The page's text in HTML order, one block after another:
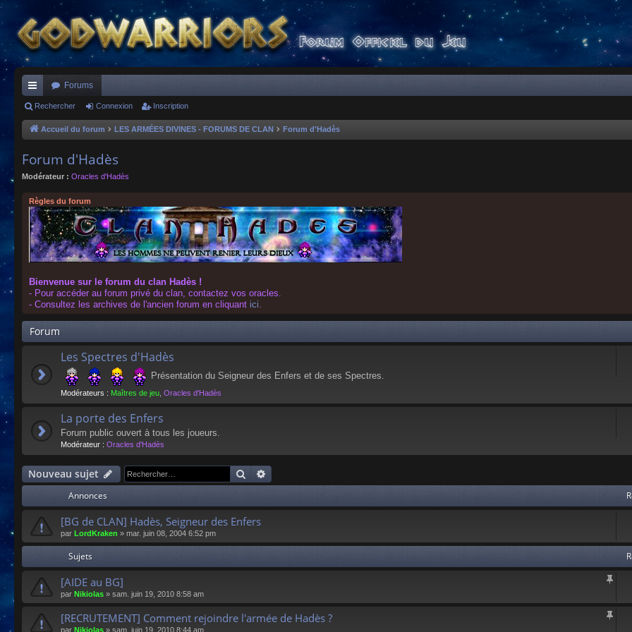
ac
co
Forums
Rechercher Connexion Inscription
Accueil du forum LES ARMÉES DIVINES - FORUMS DE CLAN Forum d'Hadès
Forum d'Hadès
Modérateur : Oracles d'Hadès
Règles du forum
Bienvenue sur le forum du clan Hadès !
- Pour accéder au forum privé du clan, contactez vos oracles.
- Consultez les archives de l'ancien forum en cliquant ici.
Forum
Les Spectres d'Hadès
Présentation du Seigneur des Enfers et de ses Spectres.
Modérateurs : Maîtres de jeu, Oracles d'Hadès
La porte des Enfers
Forum public ouvert à tous les joueurs.
Modérateur : Oracles d'Hadès
Nouveau sujet Rechercher
Annonces
[BG de CLAN] Hadès, Seigneur des Enfers
par LordKraken » mar. juin 08, 2004 6:52 pm
Sujets
[AIDE au BG]
par Nikiolas » sam. juin 19, 2010 8:58 am
[RECRUTEMENT] Comment rejoindre l'armée de Hadès ?
par Nikiolas » sam. juin 19, 2010 8:44 am